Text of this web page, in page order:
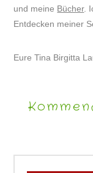
und meine Bücher.
Entdecken meiner
Eure Tina Birgitta